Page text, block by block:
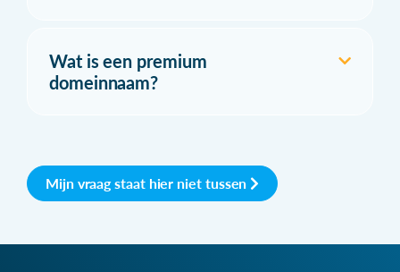
Wat is een premium
domeinnaam?
Mijn vraag staat hier niet tussen